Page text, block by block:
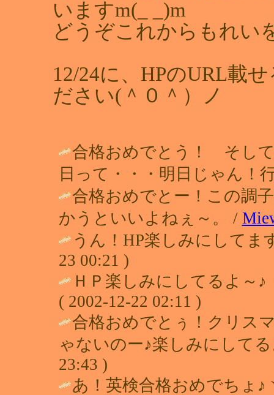
いますm(_ _)m
どうぞこれからもれい
12/24に、HPのURL載
ださい(＾０＾）ノ
合格おめでとう！ そし
日って・・・明日じゃん！
合格おめでとー！この調
かうといいよねぇ～。 /
うん！HP楽しみにして
23 00:21 )
ＨＰ楽しみにしてるよ
( 2002-12-22 02:11 )
合格おめでとぅ！クリス
ゃないのー♪楽しみにして
23:43 )
あ！英検合格おめでちょ♪